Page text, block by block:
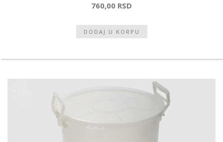
760,00 RSD